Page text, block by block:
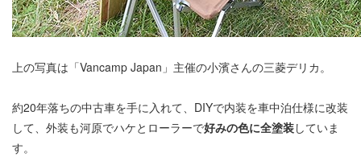
上の写真は「Vancamp Japan」主催の小濱さんの三菱デリカ。
約20年落ちの中古車を手に入れて、DIYで内装を車中泊仕様に改装
して、外装も河原でハケとローラーで好みの色に全塗装していま
す。